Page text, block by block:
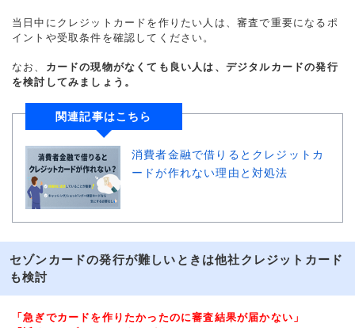
当日中にクレジットカードを作りたい人は、審査で重要になるポ
イントや受取条件を確認してください。
なお、 カードの現物がなくても良い人は、デジタルカードの発行
を検討してみましょう。
関連記事はこちら
消費者金融で借りるとクレジットカ
ードが作れない理由と対処法
セゾンカードの発行が難しいときは他社クレジットカード
も検討
「急ぎでカードを作りたかったのに審査結果が届かない」